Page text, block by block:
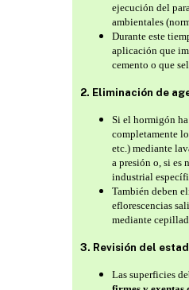
ejecución del
ambientales
Durante este
aplicación que
cemento o que
2. Eliminación de
Si el hormigón
completamente
etc.) mediante
a presión o, si es
industrial
También deben
eflorescencias
mediante
3. Revisión del
Las superficies